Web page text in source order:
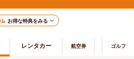
お得な特典をみる
レンタカー 航空券 ゴルフ